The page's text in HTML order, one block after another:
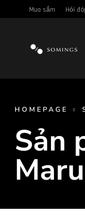
Mua sắm Hỏi
HOMEPAGE
Sản